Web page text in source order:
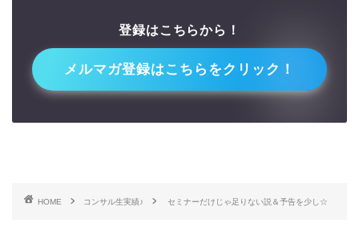
登録はこちらから！
↓↓
メルマガ登録はこちらをクリック！
HOME コンサル生実績♪ セミナーだけじゃ足りない説＆予告を少し☆